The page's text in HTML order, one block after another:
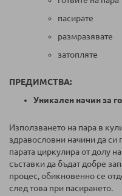
пасирате
размразявате
затопляте
ПРЕДИМСТВА:
Уникален начин за
Използването на пара в
здравословни начини да си
парата циркулира от долу
съставки да бъдат добре
процес, обикновенно се
след това при пасирането.